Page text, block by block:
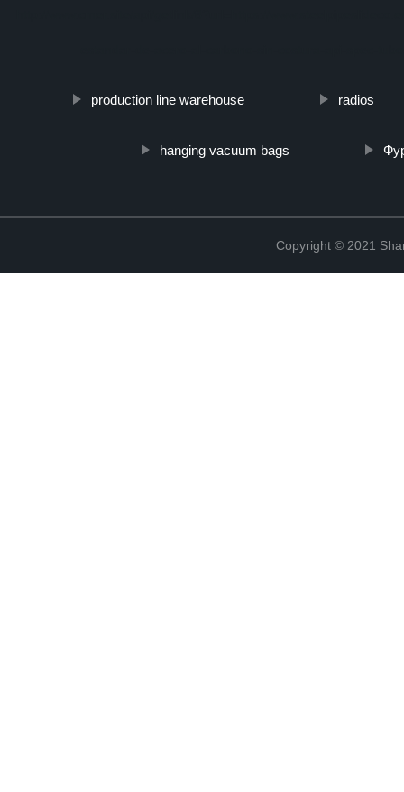
production line warehouse radios
hanging vacuum bags
Copyright © 2021